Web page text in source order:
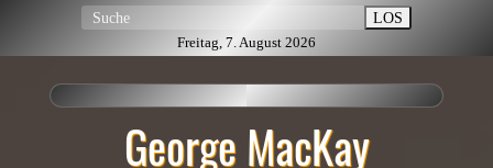
LOS
Freitag, 7. August 2026
George MacKay